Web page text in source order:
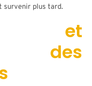
survenir plus tard.
et
des